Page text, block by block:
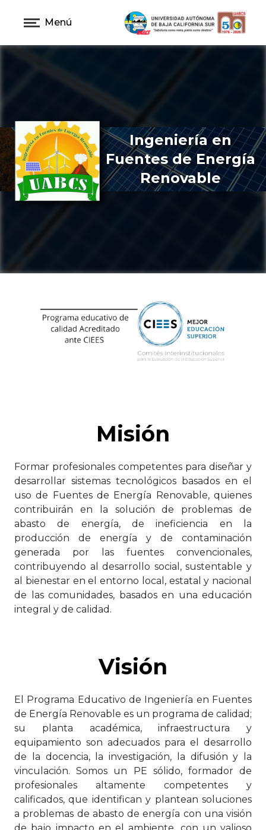
Menú
Ingeniería en
Fuentes de Energía
Renovable
Misión
Formar profesionales competentes para diseñar y
desarrollar sistemas tecnológicos basados en el
uso de Fuentes de Energía Renovable, quienes
contribuirán en la solución de problemas de
abasto de energía, de ineficiencia en la
producción de energía y de contaminación
generada por las fuentes convencionales,
contribuyendo al desarrollo social, sustentable y
al bienestar en el entorno local, estatal y nacional
de las comunidades, basados en una educación
integral y de calidad.
Visión
El Programa Educativo de Ingeniería en Fuentes
de Energía Renovable es un programa de calidad;
su planta académica, infraestructura y
equipamiento son adecuados para el desarrollo
de la docencia, la investigación, la difusión y la
vinculación. Somos un PE sólido, formador de
profesionales altamente competentes y
calificados, que identifican y plantean soluciones
a problemas de abasto de energía con una visión